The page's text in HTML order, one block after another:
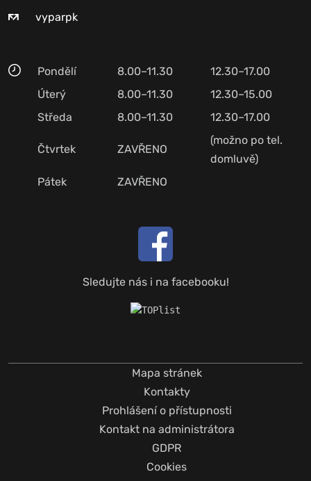
vyparpk
Pondělí 8.00–11.30
12.30–17.00
Úterý
8.00–11.30
12.30–15.00
Středa
8.00–11.30 12.30–17.00
Čtvrtek ZAVŘENO
(možno po tel.
domluvě)
Pátek
ZAVŘENO
Sledujte nás i na facebooku!
Mapa stránek
Kontakty
Prohlášení o přístupnosti
Kontakt na administrátora
GDPR
Cookies